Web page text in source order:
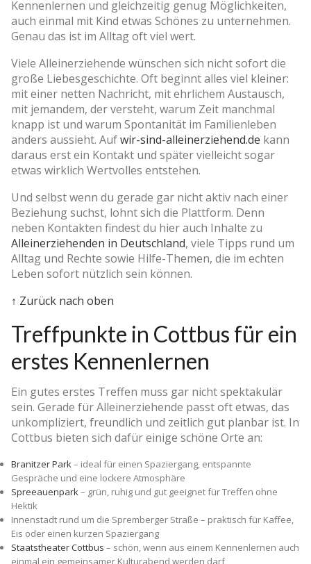
Kennenlernen und gleichzeitig genug Möglichkeiten,
auch einmal mit Kind etwas Schönes zu unternehmen.
Genau das ist im Alltag oft viel wert.
Viele Alleinerziehende wünschen sich nicht sofort die
große Liebesgeschichte. Oft beginnt alles viel kleiner:
mit einer netten Nachricht, mit ehrlichem Austausch,
mit jemandem, der versteht, warum Zeit manchmal
knapp ist und warum Spontanität im Familienleben
anders aussieht. Aufwir-sind-alleinerziehend.de kann
daraus erst ein Kontakt und später vielleicht sogar
etwas wirklich Wertvolles entstehen.
Und selbst wenn du gerade gar nicht aktiv nach einer
Beziehung suchst, lohnt sich die Plattform. Denn
neben Kontakten findest du hier auch Inhalte zu
Alleinerziehenden in Deutschland, viele Tipps rund um
Alltag und Rechte sowie Hilfe-Themen, die im echten
Leben sofort nützlich sein können.
↑ Zurück nach oben
Treffpunkte in Cottbus für ein
erstes Kennenlernen
Ein gutes erstes Treffen muss gar nicht spektakulär
sein. Gerade für Alleinerziehende passt oft etwas, das
unkompliziert, freundlich und zeitlich gut planbar ist. In
Cottbus bieten sich dafür einige schöne Orte an:
Branitzer Park– ideal für einen Spaziergang, entspannte
Gespräche und eine lockere Atmosphäre
Spreeauenpark– grün, ruhig und gut geeignet für Treffen ohne
Hektik
Innenstadt rund um die Spremberger Straße – praktisch für Kaffee,
Eis oder einen kurzen Spaziergang
Staatstheater Cottbus – schön, wenn aus einem Kennenlernen auch
einmal ein gemeinsamer Kulturabend werden darf